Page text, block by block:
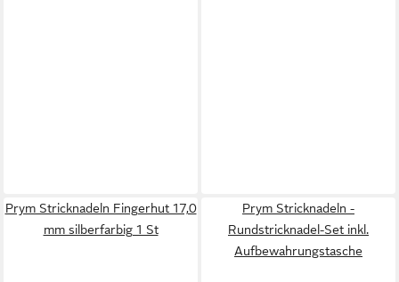
Prym Stricknadeln Fingerhut 17,0
mm silberfarbig 1 St
Prym Stricknadeln -
Rundstricknadel-Set inkl.
Aufbewahrungstasche